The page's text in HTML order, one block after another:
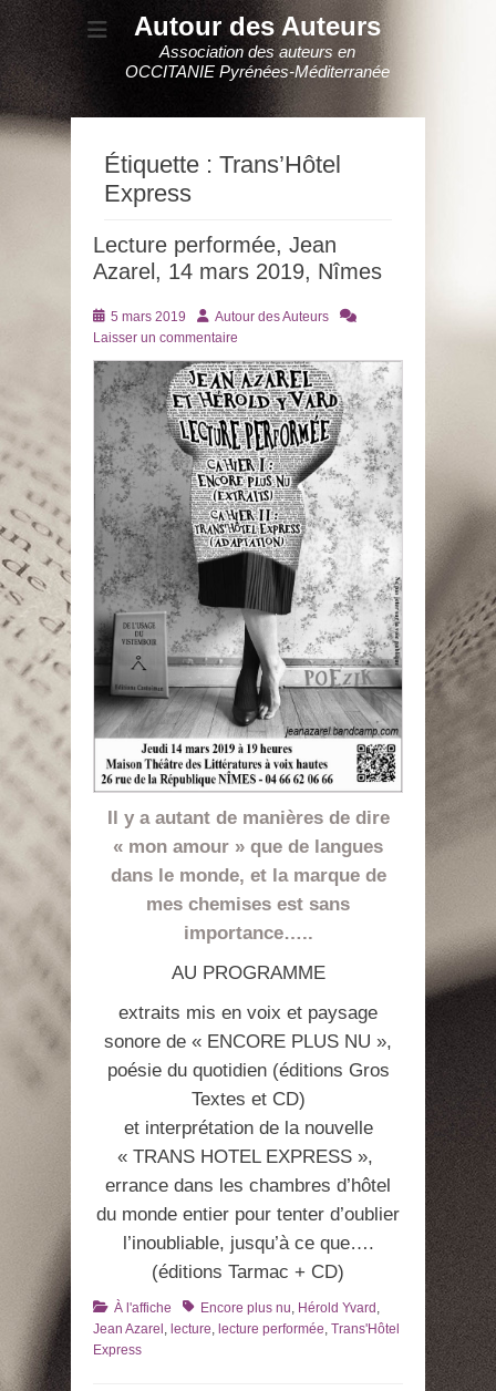
Autour des Auteurs
Association des auteurs en
OCCITANIE Pyrénées-Méditerranée
Étiquette : Trans’Hôtel
Express
Lecture performée, Jean
Azarel, 14 mars 2019, Nîmes
Posté
le
5 mars 2019 AuteurAutour des Auteurs
Laisser un commentaire
Il y a autant de manières de dire
« mon amour » que de langues
dans le monde, et la marque de
mes chemises est sans
importance…..
AU PROGRAMME
extraits mis en voix et paysage
sonore de « ENCORE PLUS NU »,
poésie du quotidien (éditions Gros
Textes et CD)
et interprétation de la nouvelle
« TRANS HOTEL EXPRESS »,
errance dans les chambres d’hôtel
du monde entier pour tenter d’oublier
l’inoubliable, jusqu’à ce que….
(éditions Tarmac + CD)
Catégories
À l'affiche TagsEncore plus nu, Hérold Yvard ,
Jean Azarel , lecture, lecture performée, Trans'Hôtel
Express